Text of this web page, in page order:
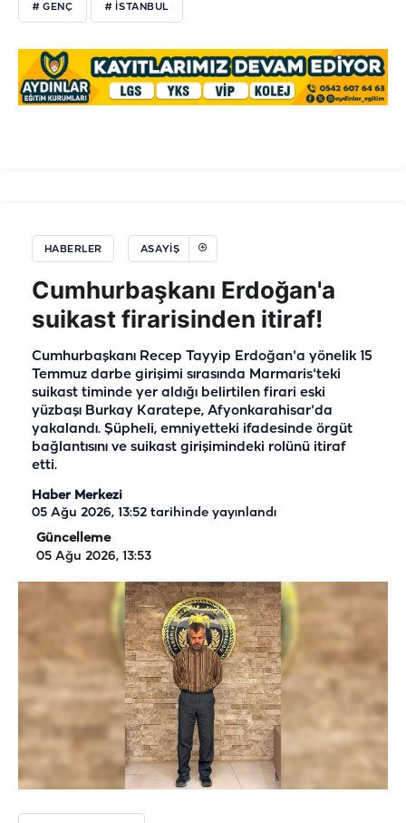
# GENÇ # ISTANBUL
HABERLER ASAYIŞ
Cumhurbaşkanı Erdoğan'a
suikast firarisinden itiraf!
Cumhurbaşkanı Recep Tayyip Erdoğan'a yönelik 15
Temmuz darbe girişimi sırasında Marmaris'teki
suikast timinde yer aldığı belirtilen firari eski
yüzbaşı Burkay Karatepe, Afyonkarahisar'da
yakalandı. Şüpheli, emniyetteki ifadesinde örgüt
bağlantısını ve suikast girişimindeki rolünü itiraf
etti.
Haber Merkezi
05 Ağu 2026, 13:52 tarihinde yayınlandı
Güncelleme
05 Ağu 2026, 13:53